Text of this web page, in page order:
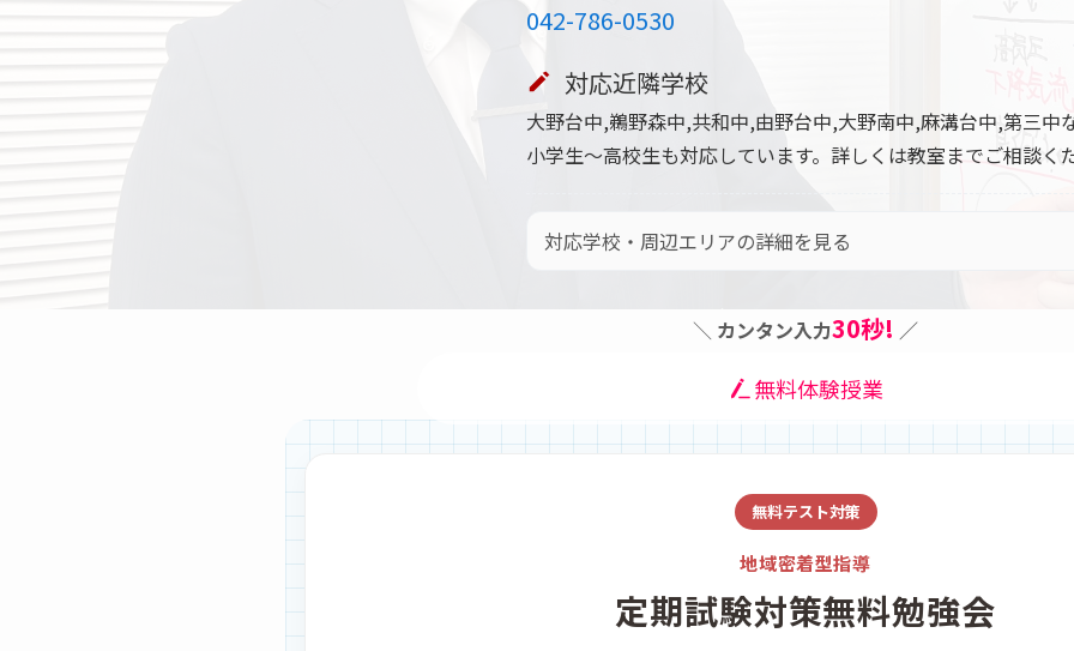
042-786-0530
対応近隣学校
大野台中,鵜野森中,共和中,由野台中,大野南中,麻溝台中,第三中
小学生～高校生も対応しています。詳しくは教室までご相談く
対応学校・周辺エリアの詳細を見る
＼ カンタン入力30秒! ／
無料体験授業
無料テスト対策
地域密着型指導
定期試験対策無料勉強会